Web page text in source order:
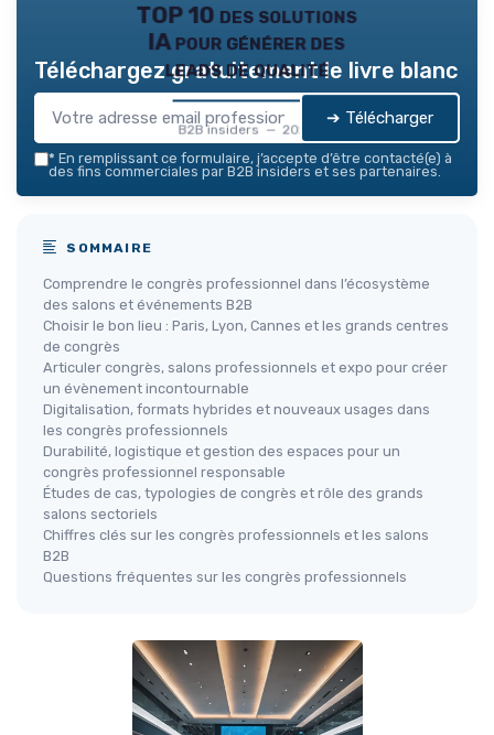
TOP 10 des solutions
IA pour générer des
leads de qualité
B2B insiders — 2026
Téléchargez gratuitement le livre blanc
➔ Télécharger
* En remplissant ce formulaire, j’accepte d’être contacté(e) à
des fins commerciales par B2B insiders et ses partenaires.
SOMMAIRE
Comprendre le congrès professionnel dans l’écosystème
des salons et événements B2B
Choisir le bon lieu : Paris, Lyon, Cannes et les grands centres
de congrès
Articuler congrès, salons professionnels et expo pour créer
un évènement incontournable
Digitalisation, formats hybrides et nouveaux usages dans
les congrès professionnels
Durabilité, logistique et gestion des espaces pour un
congrès professionnel responsable
Études de cas, typologies de congrès et rôle des grands
salons sectoriels
Chiffres clés sur les congrès professionnels et les salons
B2B
Questions fréquentes sur les congrès professionnels